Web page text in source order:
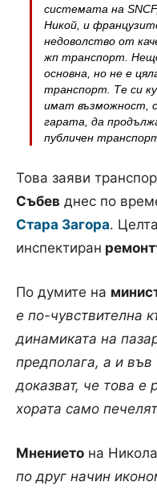
системата на
Никой, и
недоволство от
жп транспорт.
основна, но не е
транспорт. Те си
имат възможност,
гарата, да
публичен
Това заяви
Събев днес по
Стара Загора.
инспектиран
По думите на
е по-чувствителна
динамиката на
предполага, а и
доказват, че това
хората само
Мнението на
по друг начин